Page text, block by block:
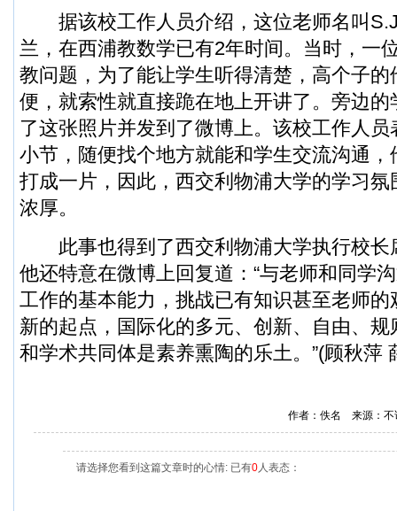
据该校工作人员介绍，这位老师名叫
兰，在西浦教数学已有2年时间。当时，一
教问题，为了能让学生听得清楚，高个子
便，就索性就直接跪在地上开讲了。旁边
了这张照片并发到了微博上。该校工作人
小节，随便找个地方就能和学生交流沟通
打成一片，因此，西交利物浦大学的学习
浓厚。
此事也得到了西交利物浦大学执行校长
他还特意在微博上回复道：“与老师和同学
工作的基本能力，挑战已有知识甚至老师
新的起点，国际化的多元、创新、自由、
和学术共同体是素养熏陶的乐土。”(顾秋萍
作者：佚名 来源：
请选择您看到这篇文章时的心情: 已有0人表态：